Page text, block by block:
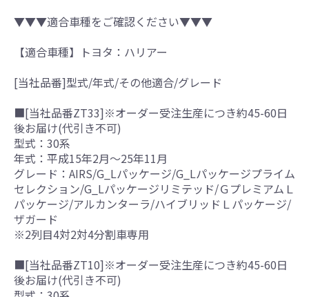
▼▼▼適合車種をご確認ください▼▼▼
【適合車種】トヨタ：ハリアー
[当社品番]型式/年式/その他適合/グレード
■[当社品番ZT33]※オーダー受注生産につき約45-60日
後お届け(代引き不可)
型式：30系
年式：平成15年2月～25年11月
グレード：AIRS/G_Lパッケージ/G_Lパッケージプライム
セレクション/G_Lパッケージリミテッド/ＧプレミアムＬ
パッケージ/アルカンターラ/ハイブリッドＬパッケージ/
ザガード
※2列目4対2対4分割車専用
■[当社品番ZT10]※オーダー受注生産につき約45-60日
後お届け(代引き不可)